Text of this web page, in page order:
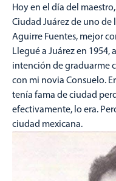
Hoy en el día del
Ciudad Juárez de uno de
Aguirre Fuentes, mejor
Llegué a Juárez en 1954,
intención de graduarme
con mi novia Consuelo.
tenía fama de ciudad
efectivamente, lo era.
ciudad mexicana.